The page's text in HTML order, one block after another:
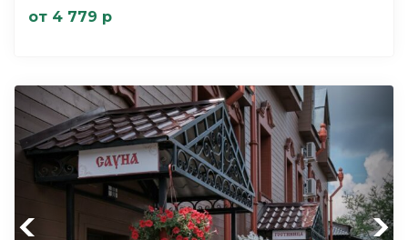
от 4 779 р
Previous Next